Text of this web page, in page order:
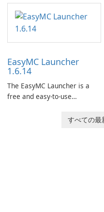
imagination to life. With a
wide range of tools and
features, this app allows
users to easily design 3D
captivating animated scenes.
EasyMC Launcher
1.6.14
The EasyMC Launcher is a
free and easy-to-use
developed by EasyMC. Itすべての最